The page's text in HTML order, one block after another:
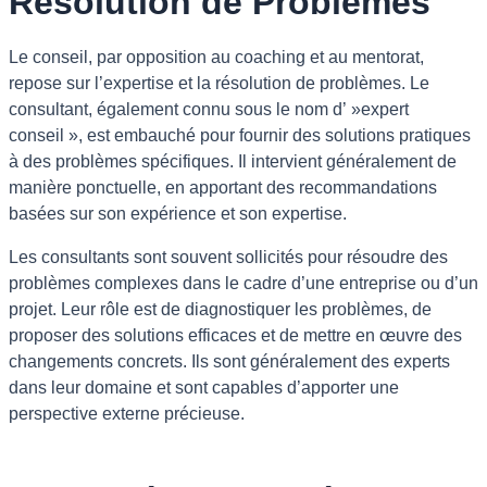
Le conseil, par opposition au coaching et au mentorat,
repose sur l’expertise et la résolution de problèmes. Le
consultant, également connu sous le nom d’ »expert
conseil », est embauché pour fournir des solutions pratiques
à des problèmes spécifiques. Il intervient généralement de
manière ponctuelle, en apportant des recommandations
basées sur son expérience et son expertise.
Les consultants sont souvent sollicités pour résoudre des
problèmes complexes dans le cadre d’une entreprise ou d’un
projet. Leur rôle est de diagnostiquer les problèmes, de
proposer des solutions efficaces et de mettre en œuvre des
changements concrets. Ils sont généralement des experts
dans leur domaine et sont capables d’apporter une
perspective externe précieuse.